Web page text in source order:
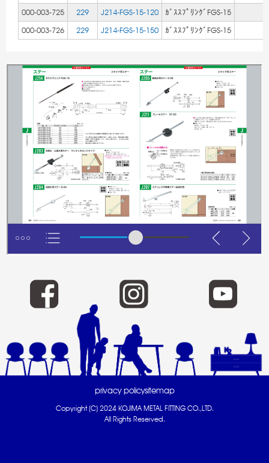
000-003-725
229 J214-FGS-15-120
ｶﾞｽｽﾌﾟﾘﾝｸﾞFGS-15
000-003-726
229 J214-FGS-15-150 ｶﾞｽｽﾌﾟﾘﾝｸﾞFGS-15
Copyright (C) 2024 KOJIMA METAL FITTING CO.,LTD.
All Rights Reserved.
privacy policysitemap